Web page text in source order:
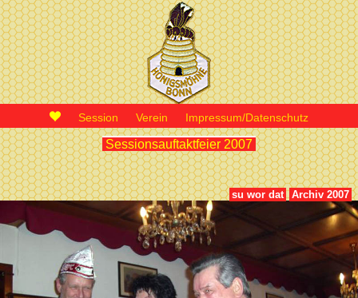
Session Verein Impressum/Datenschutz
Sessionsauftaktfeier 2007
su wor dat Archiv 2007